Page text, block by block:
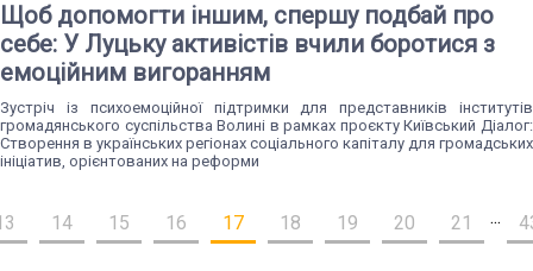
Щоб допомогти іншим, спершу подбай про
себе: У Луцьку активістів вчили боротися з
емоційним вигоранням
Зустріч із психоемоційної підтримки для представників інститутів
громадянського суспільства Волині в рамках проєкту Київський Діалог:
Створення в українських регіонах соціального капіталу для громадських
ініціатив, орієнтованих на реформи
14 15 16 17 18 19 20 21 ...